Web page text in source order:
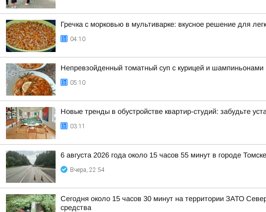
Гречка с морковью в мультиварке: вкусное решение для
04:10
Непревзойденный томатный суп с курицей и шампиньонами
05:10
Новые тренды в обустройстве квартир-студий: забудьте
03:11
6 августа 2026 года около 15 часов 55 минут в городе
Вчера, 22:54
Сегодня около 15 часов 30 минут на территории ЗАТО
средства